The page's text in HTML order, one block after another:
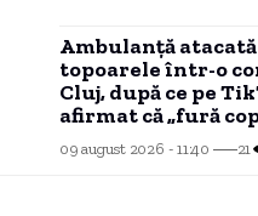
Ambulanță
topoarele într-o
Cluj, după ce pe
afirmat că „fură
Șoferul a fost rănit.
09 august 2026 - 11:40 21